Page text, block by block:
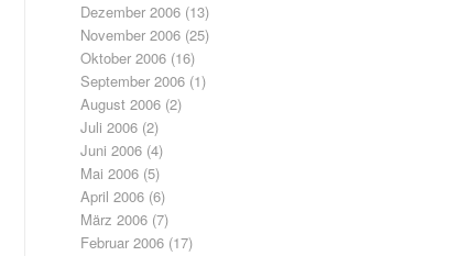
Dezember 2006 (13)
November 2006 (25)
Oktober 2006 (16)
September 2006 (1)
August 2006 (2)
Juli 2006 (2)
Juni 2006 (4)
Mai 2006 (5)
April 2006 (6)
März 2006 (7)
Februar 2006 (17)